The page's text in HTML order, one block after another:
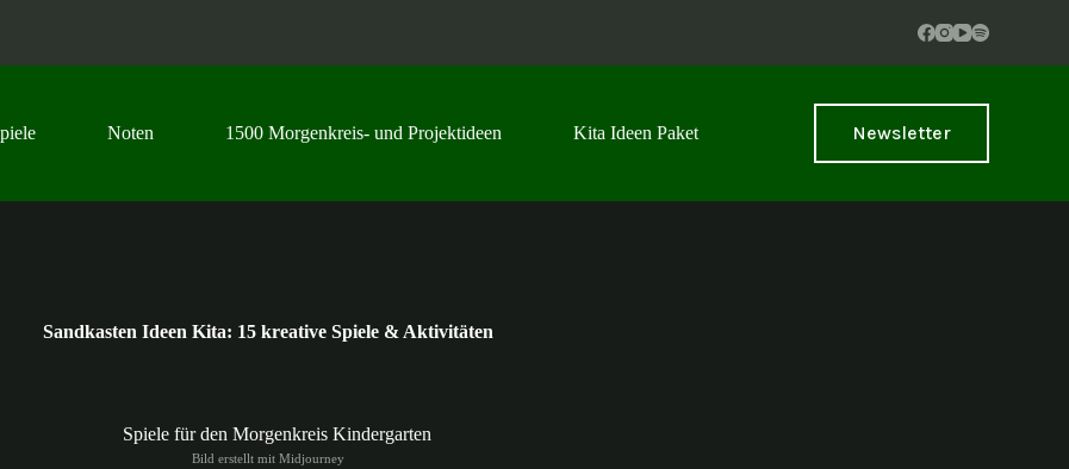
Noten 1500 Morgenkreis- und Projektideen Kita Ideen Paket Newsletter
Sandkasten Ideen Kita: 15 kreative Spiele & Aktivitäten
Bild erstellt mit Midjourney